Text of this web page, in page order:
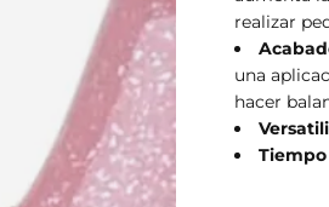
realizar
una
hacer